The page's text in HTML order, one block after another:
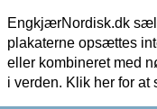
EngkjærNordisk.dk
plakaterne opsættes
eller kombineret med
i verden. Klik her for at